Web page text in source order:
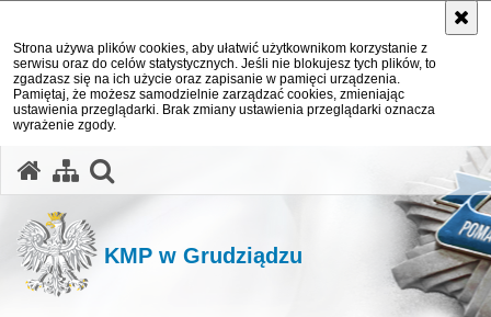
Strona używa plików cookies, aby ułatwić użytkownikom korzystanie z
serwisu oraz do celów statystycznych. Jeśli nie blokujesz tych plików, to
zgadzasz się na ich użycie oraz zapisanie w pamięci urządzenia.
Pamiętaj, że możesz samodzielnie zarządzać cookies, zmieniając
ustawienia przeglądarki. Brak zmiany ustawienia przeglądarki oznacza
wyrażenie zgody.
KMP w Grudziądzu